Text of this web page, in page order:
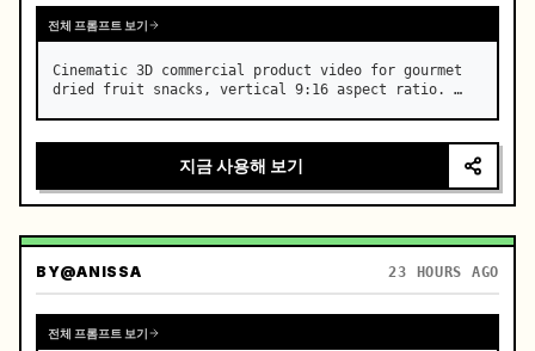
전체 프롬프트 보기
Cinematic 3D commercial product video for gourmet
dried fruit snacks, vertical 9:16 aspect ratio. …
지금 사용해 보기
BY@ANISSA 23 HOURS AGO
전체 프롬프트 보기